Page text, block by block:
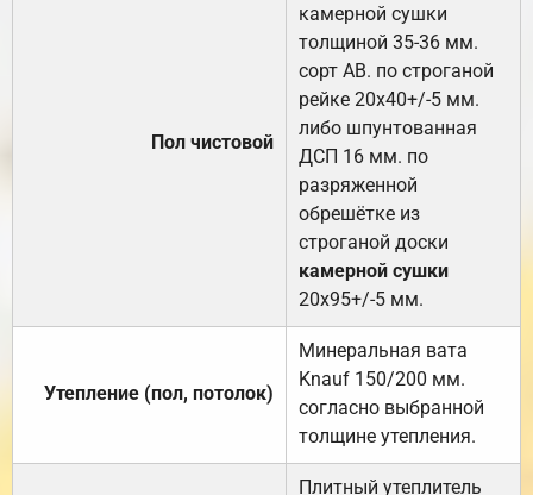
Пол чистовой
камерной сушки
толщиной 35-36 мм.
сорт АВ. по строганой
рейке 20х40+/-5 мм.
либо шпунтованная
ДСП 16 мм. по
разряженной
обрешётке из
строганой доски
камерной сушки
20х95+/-5 мм.
Утепление (пол, потолок)
Минеральная вата
Knauf 150/200 мм.
согласно выбранной
толщине утепления.
Плитный утеплитель